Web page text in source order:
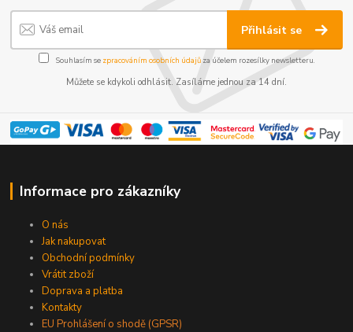
Přihlásit se
Souhlasím se zpracováním osobních údajůza účelem rozesílky newsletteru.
Můžete se kdykoli odhlásit. Zasíláme jednou za 14 dní.
Informace pro zákazníky
O nás
Jak nakupovat
Obchodní podmínky
Vrátit zboží
Doprava a platba
Kontakty
EU Prohlášení o shodě (GPSR)